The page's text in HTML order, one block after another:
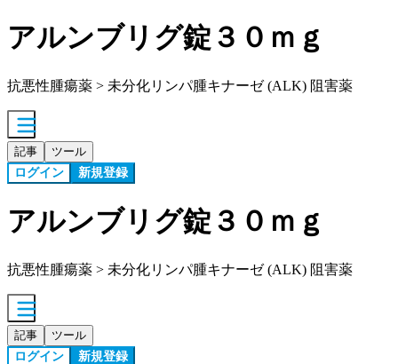
アルンブリグ錠３０ｍｇ
抗悪性腫瘍薬 > 未分化リンパ腫キナーゼ (ALK) 阻害薬
記事 ツール
ログイン 新規登録
アルンブリグ錠３０ｍｇ
抗悪性腫瘍薬 > 未分化リンパ腫キナーゼ (ALK) 阻害薬
記事 ツール
ログイン 新規登録